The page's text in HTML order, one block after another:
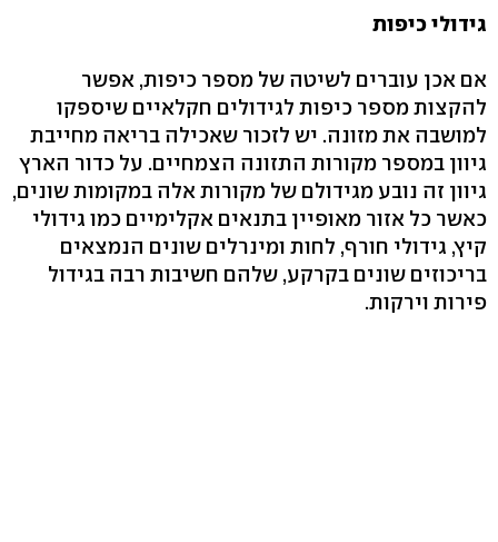
גידולי כיפות
אם אכן עוברים לשיטה של מספר כיפות, אפשר
להקצות מספר כיפות לגידולים חקלאיים שיספקו
למושבה את מזונה. יש לזכור שאכילה בריאה מחייבת
גיוון במספר מקורות התזונה הצמחיים. על כדור הארץ
גיוון זה נובע מגידולם של מקורות אלה במקומות שונים,
כאשר כל אזור מאופיין בתנאים אקלימיים כמו גידולי
קיץ, גידולי חורף, לחות ומינרלים שונים הנמצאים
בריכוזים שונים בקרקע, שלהם חשיבות רבה בגידול
פירות וירקות.